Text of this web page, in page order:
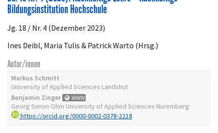
Bildungsinstitution Hochschule
Jg. 18 / Nr. 4 (Dezember 2023)
Ines Deibl, Maria Tulis & Patrick Warto (Hrsg.)
Autor/innen
Markus Schmitt
University of Applied Sciences Landshut
Benjamin Zinger
WWW
Georg Simon Ohm University of Applied Sciences Nuremberg
https://orcid.org/0000-0002-0378-2218